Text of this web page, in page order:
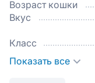
Возраст кошки
Вкус
Класс
Показать все